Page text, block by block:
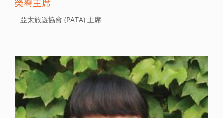
榮譽主席
亞太旅遊協會 (PATA) 主席